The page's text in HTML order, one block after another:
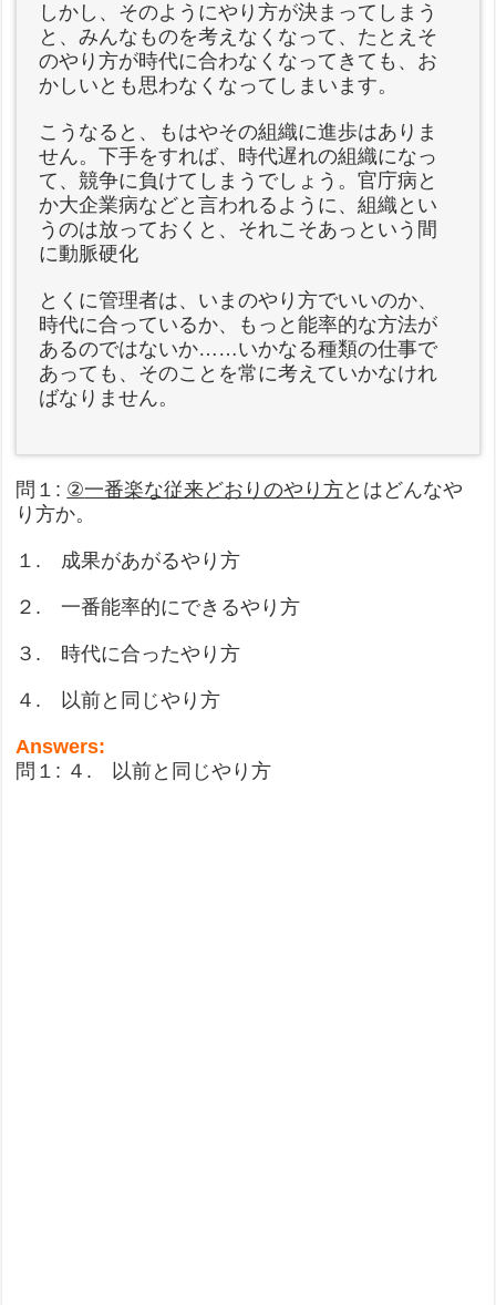
しかし、そのようにやり方が決まってしまう
と、みんなものを考えなくなって、たとえそ
のやり方が時代に合わなくなってきても、お
かしいとも思わなくなってしまいます。
こうなると、もはやその組織に進歩はありま
せん。下手をすれば、時代遅れの組織になっ
て、競争に負けてしまうでしょう。官庁病と
か大企業病などと言われるように、組織とい
うのは放っておくと、それこそあっという間
に動脈硬化
とくに管理者は、いまのやり方でいいのか、
時代に合っているか、もっと能率的な方法が
あるのではないか……いかなる種類の仕事で
あっても、そのことを常に考えていかなけれ
ばなりません。
問１: ②一番楽な従来どおりのやり方とはどんなや
り方か。
１. 成果があがるやり方
２. 一番能率的にできるやり方
３. 時代に合ったやり方
４. 以前と同じやり方
Answers:
問１: ４. 以前と同じやり方